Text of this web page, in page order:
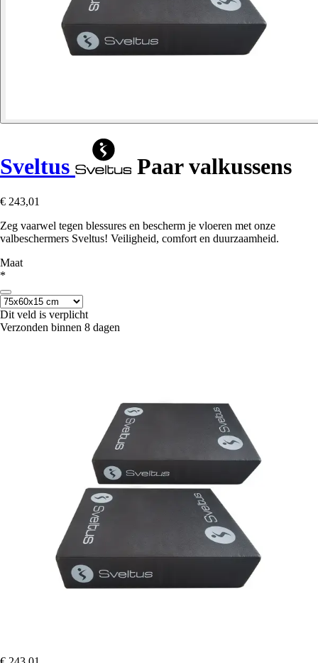
Sveltus Paar valkussens
€ 243,01
Zeg vaarwel tegen blessures en bescherm je vloeren met onze
valbeschermers Sveltus! Veiligheid, comfort en duurzaamheid.
Maat
*
Dit veld is verplicht
Verzonden binnen 8 dagen